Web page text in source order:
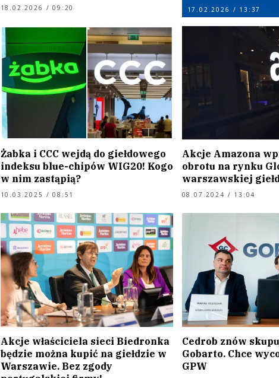
18.02.2026 / 09:20 17.02.2026 / 13:37
Żabka i CCC wejdą do giełdowego
indeksu blue-chipów WIG20! Kogo
w nim zastąpią?
10.03.2025 / 08:51
Akcje Amazona
obrotu na rynku
warszawskiej
08.07.2024 / 13:04
Akcje właściciela sieci Biedronka
będzie można kupić na giełdzie w
Warszawie. Bez zgody
Cedrob znów
Gobarto. Chce
GPW